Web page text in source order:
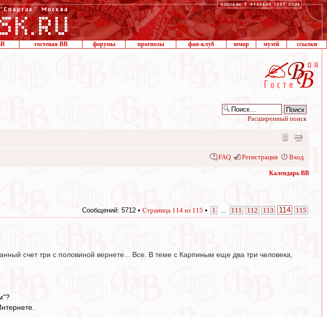
гостевая ВВ форумы прогнозы фан-клуб юмор музей ссылки
Расширенный поиск
FAQ Регистрация Вход
Календарь ВВ
Сообщений: 5712 • Страница 114 из 115 • 1 111 112 113 114 115
счет три с половиной вернете... Все. В теме с Карпиным еще два три человека,